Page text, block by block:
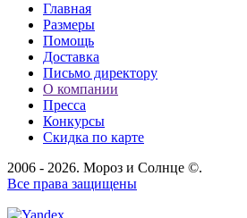
Главная
Размеры
Помощь
Доставка
Письмо директору
О компании
Пресса
Конкурсы
Скидка по карте
2006 - 2026. Мороз и Солнце ©.
Все права защищены